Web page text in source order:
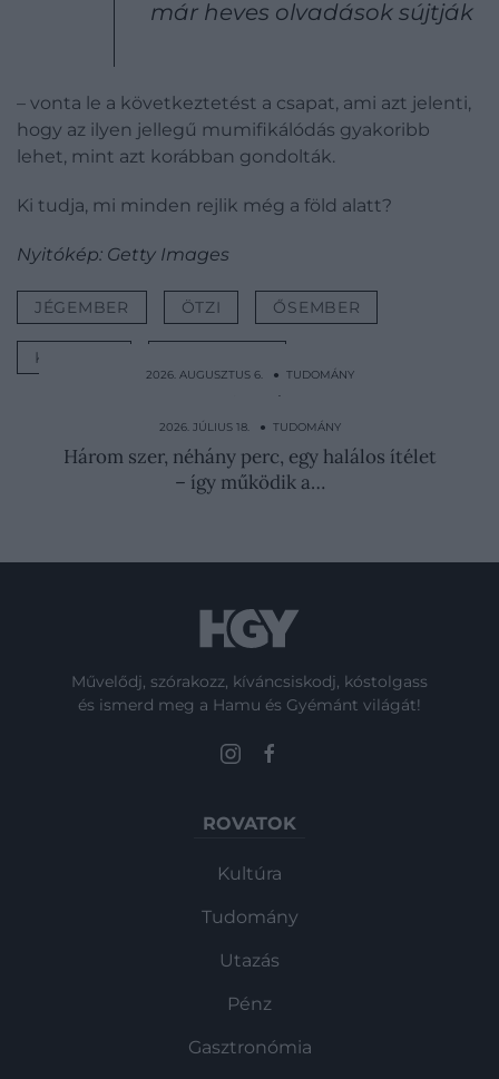
már heves olvadások sújtják
– vonta le a következtetést a csapat, ami azt jelenti,
hogy az ilyen jellegű mumifikálódás gyakoribb
lehet, mint azt korábban gondolták.
Ki tudja, mi minden rejlik még a föld alatt?
Nyitókép: Getty Images
JÉGEMBER ÖTZI ŐSEMBER
KUTATÁS
2026. AUGUSZTUS 6. ● TUDOMÁNY
„Az élet élvezetétől talán még soha nem
álltunk ilyen…
2026. JÚLIUS 18. ● TUDOMÁNY
Három szer, néhány perc, egy halálos ítélet
– így működik a…
Művelődj, szórakozz, kíváncsiskodj, kóstolgass
és ismerd meg a Hamu és Gyémánt világát!
ROVATOK
Kultúra
Tudomány
Utazás
Pénz
Gasztronómia